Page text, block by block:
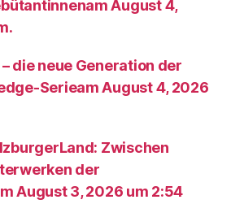
August 4,
die neue Generation der
Serieam August 4, 2026
Zwischen
der
August 3, 2026 um 2:54